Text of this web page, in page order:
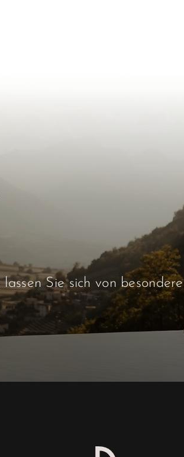
Sie sich von besonderen